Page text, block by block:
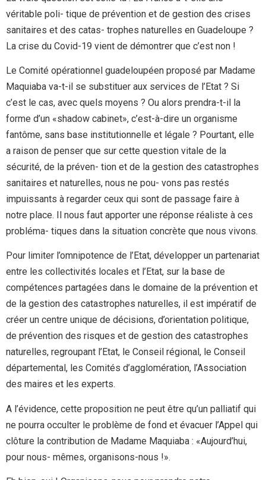
véritable poli- tique de prévention et de gestion des crises
sanitaires et des catas- trophes naturelles en Guadeloupe ?
La crise du Covid-19 vient de démontrer que c’est non !
Le Comité opérationnel guadeloupéen proposé par Madame
Maquiaba va-t-il se substituer aux services de l’Etat ? Si
c’est le cas, avec quels moyens ? Ou alors prendra-t-il la
forme d’un «shadow cabinet», c’est-à-dire un organisme
fantôme, sans base institutionnelle et légale ? Pourtant, elle
a raison de penser que sur cette question vitale de la
sécurité, de la préven- tion et de la gestion des catastrophes
sanitaires et naturelles, nous ne pou- vons pas restés
impuissants à regarder ceux qui sont de passage faire à
notre place. Il nous faut apporter une réponse réaliste à ces
probléma- tiques dans la situation concrète que nous vivons.
Pour limiter l’omnipotence de l’Etat, développer un partenariat
entre les collectivités locales et l’Etat, sur la base de
compétences partagées dans le domaine de la prévention et
de la gestion des catastrophes naturelles, il est impératif de
créer un centre unique de décisions, d’orientation politique,
de prévention des risques et de gestion des catastrophes
naturelles, regroupant l’Etat, le Conseil régional, le Conseil
départemental, les Comités d’agglomération, l’Association
des maires et les experts.
A l’évidence, cette proposition ne peut être qu’un palliatif qui
ne pourra occulter le problème de fond et évacuer l’Appel qui
clôture la contribution de Madame Maquiaba : «Aujourd’hui,
pour nous- mêmes, organisons-nous !».